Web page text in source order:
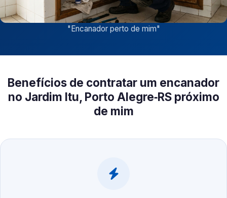
"Encanador perto de mim"
Benefícios de contratar um encanador
no Jardim Itu, Porto Alegre‑RS próximo
de mim